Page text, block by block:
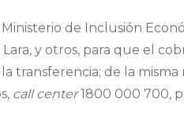
de Inclusión
y otros, para que el
transferencia; de la
call center1800 000 700,